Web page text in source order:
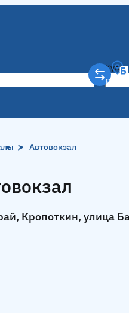
Куда
Автовокзал
Кропоткин, улица